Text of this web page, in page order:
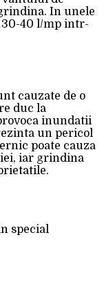
In unele
30-40 l/mp intr-
cauzate de o
duc la
inundatii
un pericol
poate cauza
iar grindina
special